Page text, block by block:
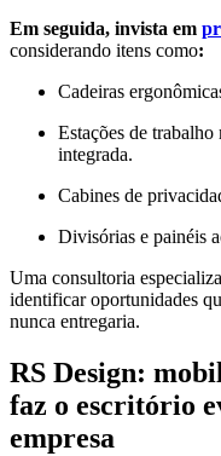
Em seguida, invista em
considerando itens como:
Cadeiras
Estações de trabalho
integrada.
Cabines de
Divisórias e painéis
Uma consultoria
identificar oportunidades
nunca entregaria.
RS Design:
faz o escritório
empresa